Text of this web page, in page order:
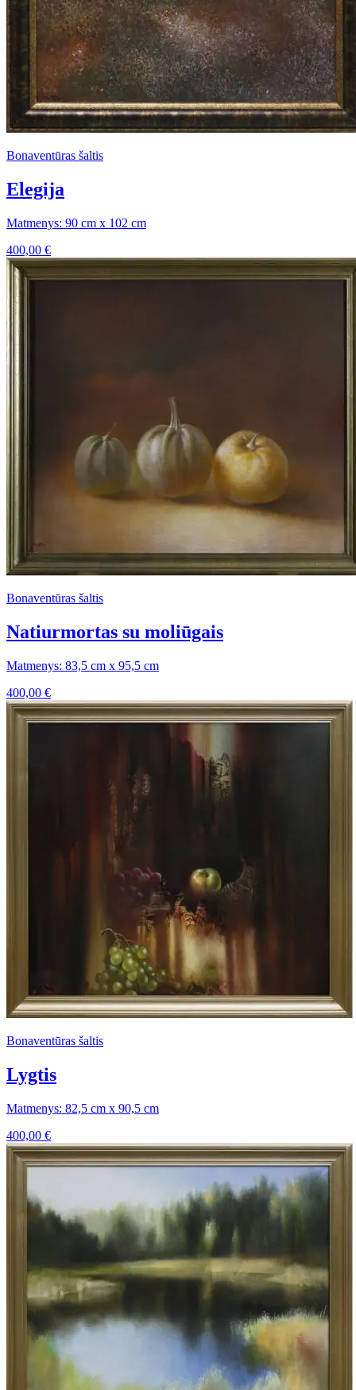
Bonaventūras šaltis
Elegija
Matmenys: 90 cm x 102 cm
400,00 €
Bonaventūras šaltis
Natiurmortas su moliūgais
Matmenys: 83,5 cm x 95,5 cm
400,00 €
Bonaventūras šaltis
Lygtis
Matmenys: 82,5 cm x 90,5 cm
400,00 €